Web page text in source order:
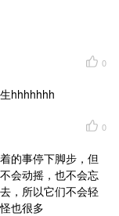
0
hhhhhhh
0
的事停下脚步，但
会动摇，也不会忘
，所以它们不会轻
也很多